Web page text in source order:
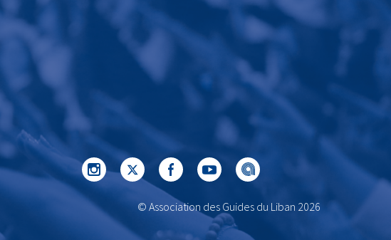
© Association des Guides du Liban 2026